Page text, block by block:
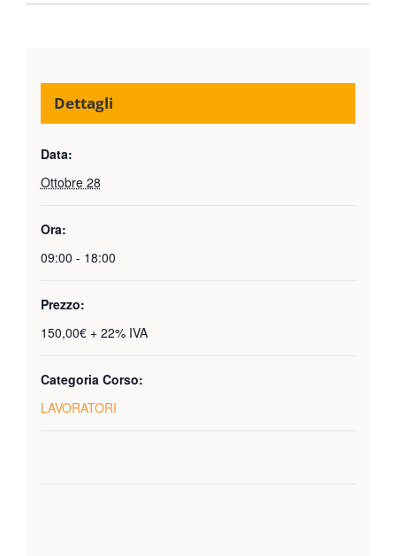
Dettagli
Data:
Ottobre 28
Ora:
09:00 - 18:00
Prezzo:
150,00€ + 22% IVA
Categoria Corso:
LAVORATORI